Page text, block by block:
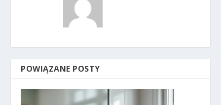
POWIĄZANE POSTY